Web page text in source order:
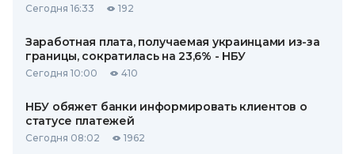
Сегодня 16:33 192
Заработная плата, получаемая украинцами из-за
границы, сократилась на 23,6% - НБУ
Сегодня 10:00 410
НБУ обяжет банки информировать клиентов о
статусе платежей
Сегодня 08:02 1962